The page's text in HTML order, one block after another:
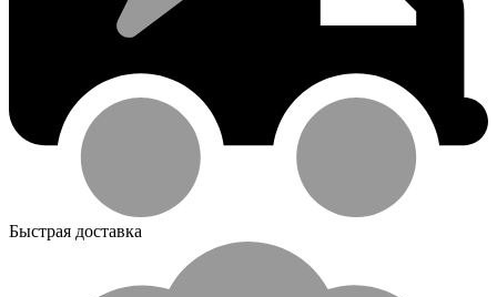
Быстрая доставка